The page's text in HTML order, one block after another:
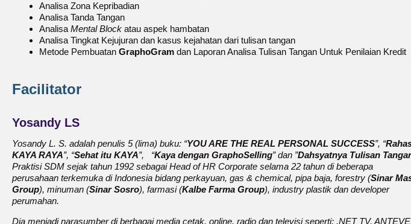
Analisa Zona Kepribadian
Analisa Tanda Tangan
Analisa Mental Block atau aspek hambatan
Analisa Tingkat Kejujuran dan kasus kejahatan dari tulisan tangan
Metode Pembuatan GraphoGram dan Laporan Analisa Tulisan Tangan Untuk Penilaian Kredit
Facilitator
Yosandy LS
Yosandy L. S. adalah penulis 5 (lima) buku: “YOU ARE THE REAL PERSONAL SUCCESS”, “
KAYA RAYA”, “Sehat itu KAYA”, “Kaya dengan GraphoSelling” dan ”Dahsyatnya Tulisan
Praktisi SDM sejak tahun 1992 sebagai Head of HR Corporate selama 22 tahun di beberapa
perusahaan terkemuka di Indonesia bidang perkayuan, gas & chemical, pipa baja, forestry (Sinar
Group), minuman (Sinar Sosro), farmasi (Kalbe Farma Group), industry plastik dan developer
perumahan.
Dia menjadi narasumber di berbagai media cetak, online, radio dan televisi seperti: .NET TV,